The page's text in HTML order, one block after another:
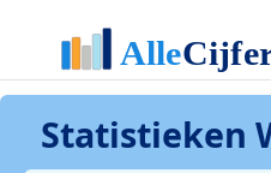
Statistieken